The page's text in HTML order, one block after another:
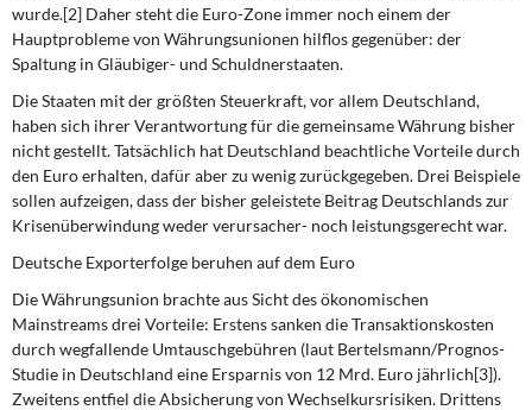
wurde.[2] Daher steht die Euro-Zone immer noch einem der
Hauptprobleme von Währungsunionen hilflos gegenüber: der
Spaltung in Gläubiger- und Schuldnerstaaten.
Die Staaten mit der größten Steuerkraft, vor allem Deutschland,
haben sich ihrer Verantwortung für die gemeinsame Währung bisher
nicht gestellt. Tatsächlich hat Deutschland beachtliche Vorteile durch
den Euro erhalten, dafür aber zu wenig zurückgegeben. Drei Beispiele
sollen aufzeigen, dass der bisher geleistete Beitrag Deutschlands zur
Krisenüberwindung weder verursacher- noch leistungsgerecht war.
Deutsche Exporterfolge beruhen auf dem Euro
Die Währungsunion brachte aus Sicht des ökonomischen
Mainstreams drei Vorteile: Erstens sanken die Transaktionskosten
durch wegfallende Umtauschgebühren (laut Bertelsmann/Prognos-
Studie in Deutschland eine Ersparnis von 12 Mrd. Euro jährlich[3]).
Zweitens entfiel die Absicherung von Wechselkursrisiken. Drittens